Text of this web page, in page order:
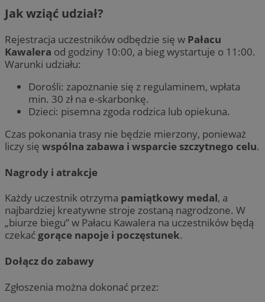
Jak wziąć udział?
Rejestracja uczestników odbędzie się w Pałacu
Kawalera od godziny 10:00, a bieg wystartuje o 11:00.
Warunki udziału:
Dorośli: zapoznanie się z regulaminem, wpłata
min. 30 zł na e-skarbonkę.
Dzieci: pisemna zgoda rodzica lub opiekuna.
Czas pokonania trasy nie będzie mierzony, ponieważ
liczy się wspólna zabawa i wsparcie szczytnego celu.
Nagrody i atrakcje
Każdy uczestnik otrzyma pamiątkowy medal, a
najbardziej kreatywne stroje zostaną nagrodzone. W
„biurze biegu” w Pałacu Kawalera na uczestników będą
czekać gorące napoje i poczęstunek.
Dołącz do zabawy
Zgłoszenia można dokonać przez: